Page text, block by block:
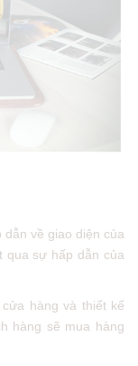
về giao diện của
qua sự hấp dẫn của
hàng và thiết kế
hàng sẽ mua hàng